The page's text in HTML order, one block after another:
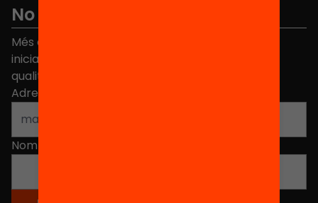
No et perdis res
Més de 40.000 persones ja han triat Equitat. Rep
iniciatives, propostes i projectes per millorar la
qualitat de l'educació a Catalunya.
Adreça electrònica
Nom